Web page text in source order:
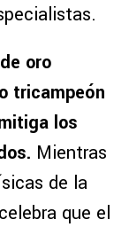
oro
tricampeón
los
Mientras
de la
que el